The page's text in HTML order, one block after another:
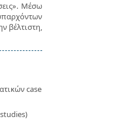
Μέσω
βέλτιστη,
case